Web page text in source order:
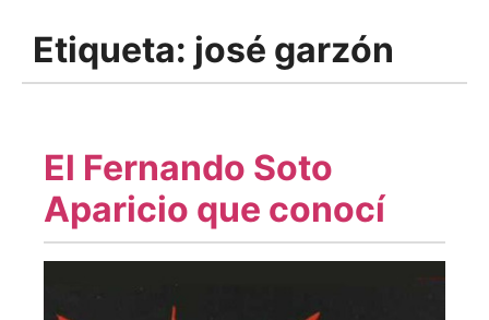
Etiqueta: josé garzón
El Fernando Soto
Aparicio que conocí